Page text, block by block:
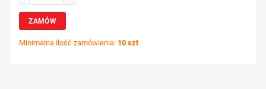
ZAMÓW
Minimalna ilość zamówienia: 10 szt